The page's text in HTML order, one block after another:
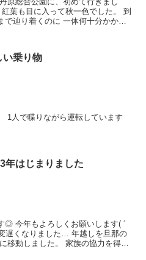
のに 一体何十分かかっ
い乗り物
1人で喋りながら運転しています
年はじまりました
ます( ´